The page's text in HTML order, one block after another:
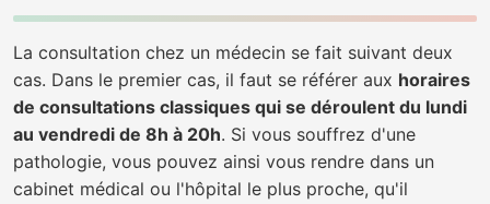
La consultation chez un médecin se fait suivant deux
cas. Dans le premier cas, il faut se référer aux horaires
de consultations classiques qui se déroulent du lundi
au vendredi de 8h à 20h. Si vous souffrez d'une
pathologie, vous pouvez ainsi vous rendre dans un
cabinet médical ou l'hôpital le plus proche, qu'il